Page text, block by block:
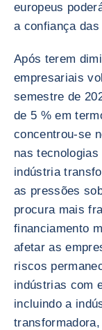
europeus
a confiança
Após terem
empresariais
semestre de
de 5 % em
concentrou-se
nas
indústria
as pressões
procura mais
financiamento
afetar as
riscos
indústrias com
incluindo a